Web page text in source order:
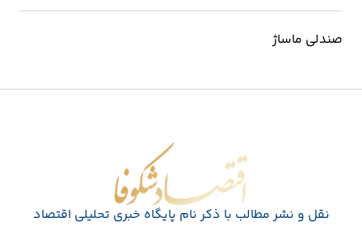
صندلی ماساژ
اقتصاد شکوفا
نقل و نشر مطالب با ذکر نام پايگاه خبری تحليلی اقتصاد